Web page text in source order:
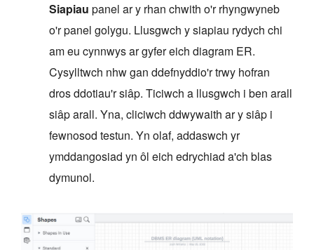
Siapiau panel ar y rhan chwith o'r rhyngwyneb
o'r panel golygu. Llusgwch y siapiau rydych chi
am eu cynnwys ar gyfer eich diagram ER.
Cysylltwch nhw gan ddefnyddio'r trwy hofran
dros ddotiau'r siâp. Ticiwch a llusgwch i ben arall
siâp arall. Yna, cliciwch ddwywaith ar y siâp i
fewnosod testun. Yn olaf, addaswch yr
ymddangosiad yn ôl eich edrychiad a'ch blas
dymunol.